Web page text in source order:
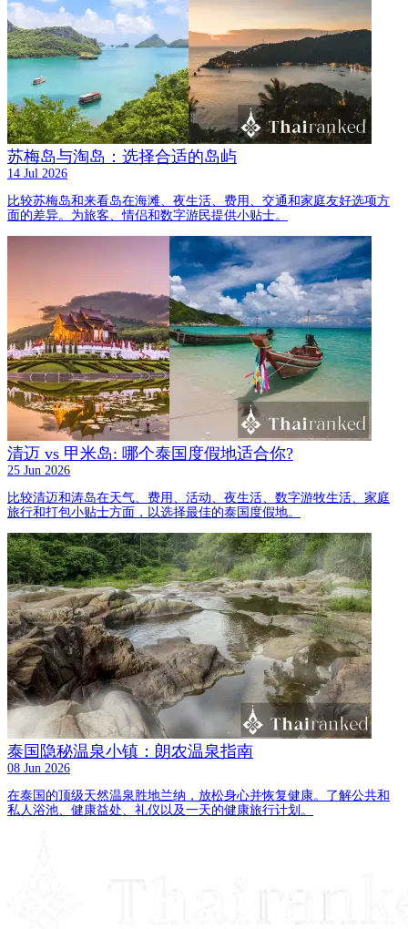
苏梅岛与淘岛：选择合适的岛屿
14 Jul 2026
比较苏梅岛和来看岛在海滩、夜生活、费用、交通和家庭友好选项方
面的差异。为旅客、情侣和数字游民提供小贴士。
清迈 vs 甲米岛: 哪个泰国度假地适合你?
25 Jun 2026
比较清迈和涛岛在天气、费用、活动、夜生活、数字游牧生活、家庭
旅行和打包小贴士方面，以选择最佳的泰国度假地。
泰国隐秘温泉小镇：朗农温泉指南
08 Jun 2026
在泰国的顶级天然温泉胜地兰纳，放松身心并恢复健康。了解公共和
私人浴池、健康益处、礼仪以及一天的健康旅行计划。